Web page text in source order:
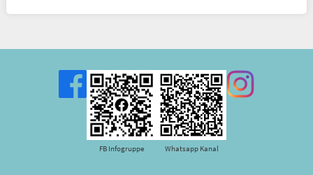
FB Infogruppe Whatsapp Kanal